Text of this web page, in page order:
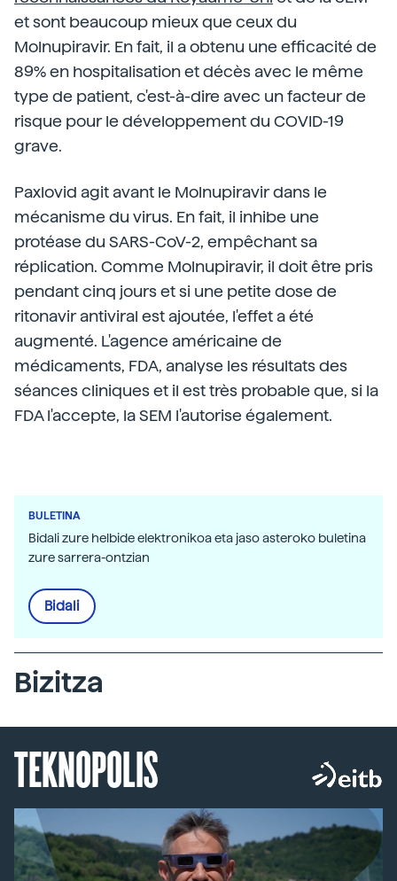
et sont beaucoup mieux que ceux du
Molnupiravir. En fait, il a obtenu une efficacité de
89% en hospitalisation et décès avec le même
type de patient, c'est-à-dire avec un facteur de
risque pour le développement du COVID-19
grave.
Paxlovid agit avant le Molnupiravir dans le
mécanisme du virus. En fait, il inhibe une
protéase du SARS-CoV-2, empêchant sa
réplication. Comme Molnupiravir, il doit être pris
pendant cinq jours et si une petite dose de
ritonavir antiviral est ajoutée, l'effet a été
augmenté. L'agence américaine de
médicaments, FDA, analyse les résultats des
séances cliniques et il est très probable que, si la
FDA l'accepte, la SEM l'autorise également.
BULETINA
Bidali zure helbide elektronikoa eta jaso asteroko buletina
zure sarrera-ontzian
Bidali
Bizitza
TEKNOPOLIS